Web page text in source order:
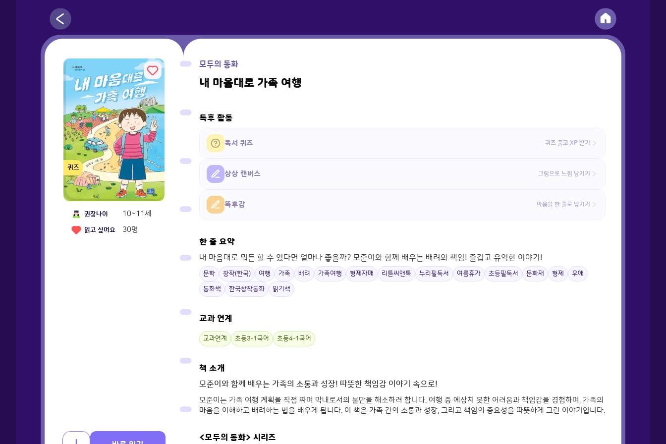
퀴즈
권장나이 10~11세
읽고 싶어요 30명
모두의 동화
내 마음대로 가족 여행
독후 활동
독서 퀴즈 퀴즈 풀고 XP 받기
상상 캔버스 그림으로 느낌 남기기
똑후감 마음을 한 줄로 남기기
한 줄 요약
내 마음대로 뭐든 할 수 있다면 얼마나 좋을까? 모준이와 함께 배우는 배려와 책임! 즐겁고 유익한 이야기!
문학 창작(한국) 여행 가족 배려 가족여행 형제자매 리틀씨앤톡 누리필독서 여름휴가 초등필독서 문화재 형제 우애
동화책 한국창작동화 읽기책
교과 연계
교과연계 초등3-1국어 초등4-1국어
책 소개
모준이와 함께 배우는 가족의 소통과 성장! 따뜻한 책임감 이야기 속으로!
모준이는 가족 여행 계획을 직접 짜며 막내로서의 불만을 해소하려 합니다. 여행 중 예상치 못한 어려움과 책임감을 경험하며, 가족의
마음을 이해하고 배려하는 법을 배우게 됩니다. 이 책은 가족 간의 소통과 성장, 그리고 책임의 중요성을 따뜻하게 그린 이야기입니다.
<모두의 동화> 시리즈